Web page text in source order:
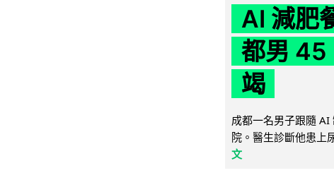
AI 減肥
都男 45
竭
成都一名男子跟隨
院。醫生診斷他患上
文